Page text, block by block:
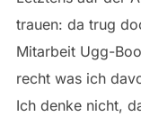
trauen: da trug
Mitarbeit Ugg-
recht was ich
Ich denke nicht,